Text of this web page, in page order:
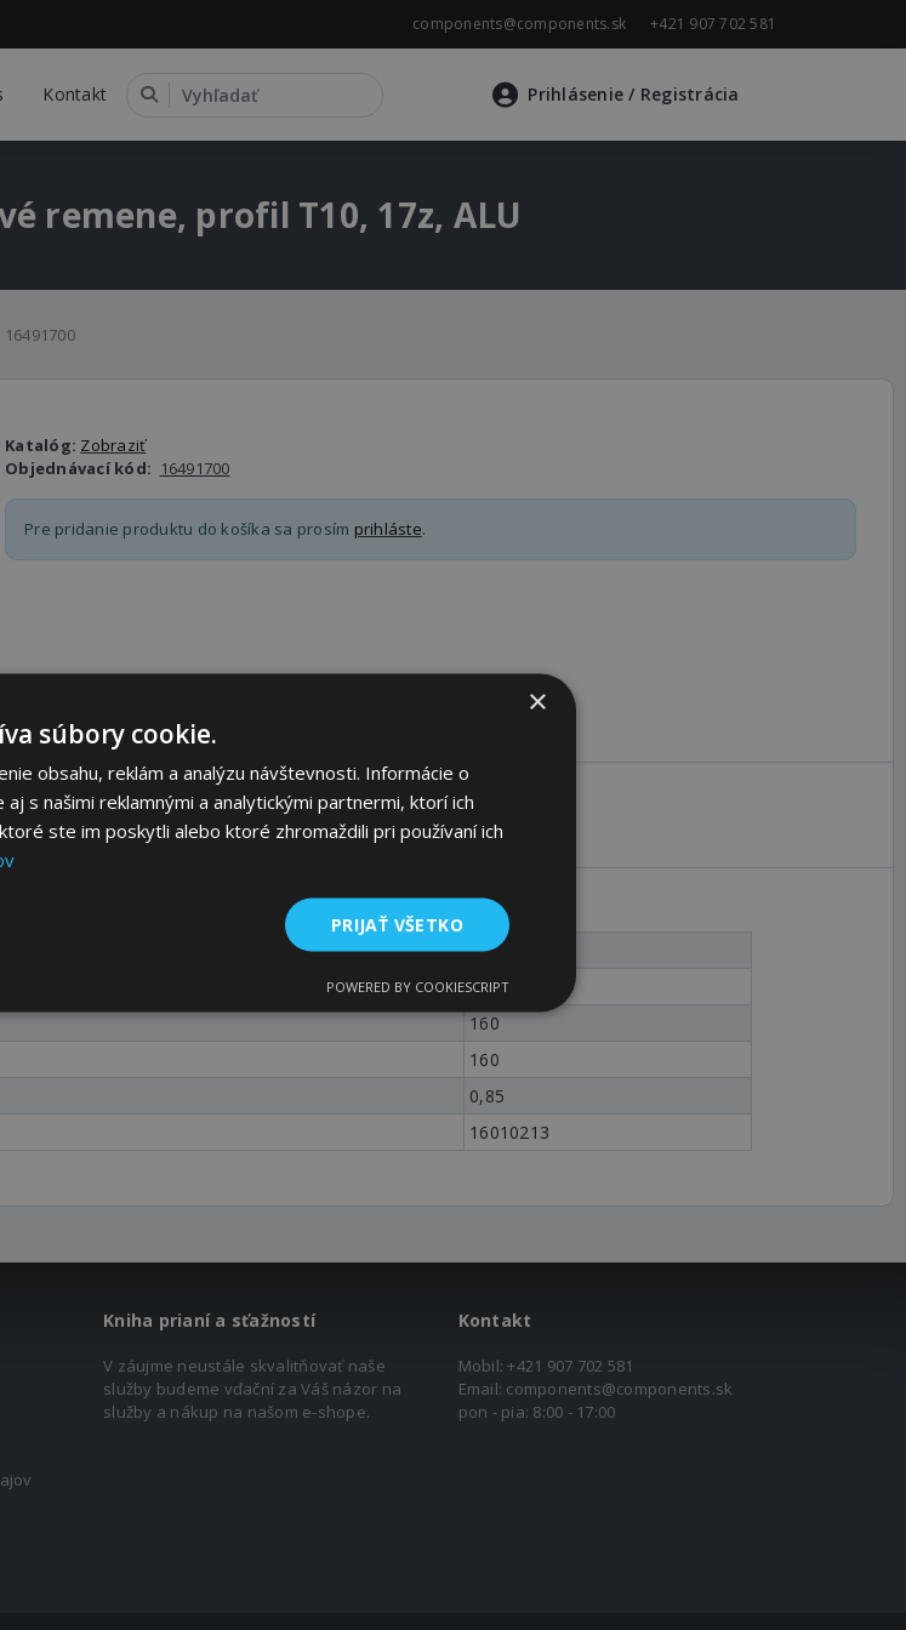
components@components.sk +421 907 702 581
Kontakt Prihlásenie/ Registrácia
remene, profil T10, 17z, ALU
16491700
Katalóg: Zobraziť
Objednávací kód: 16491700
Pre pridanie produktu do košíka sa prosím prihláste.
Ceny Popis
17
52,25
160
160
0,85
16010213
Kniha prianí a sťažností
V záujme neustále skvalitňovať naše
služby budeme vďační za Váš názor na
služby a nákup na našom e-shope.
Kontakt
Mobil: +421 907 702 581
Email: components@components.sk
pon - pia: 8:00 - 17:00
×
súbory cookie.
obsahu, reklám a analýzu návštevnosti. Informácie o
s našimi reklamnými a analytickými partnermi, ktorí ich
ste im poskytli alebo ktoré zhromaždili pri používaní ich
PRIJAŤ VŠETKO
POWERED BY COOKIESCRIPT